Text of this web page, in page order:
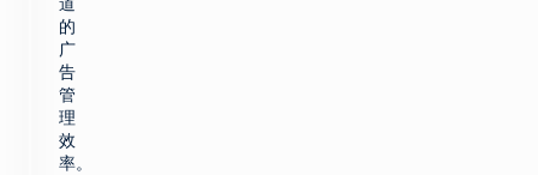
的
广
告
管
理
效
率。